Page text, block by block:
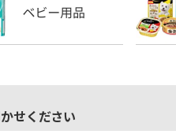
せください